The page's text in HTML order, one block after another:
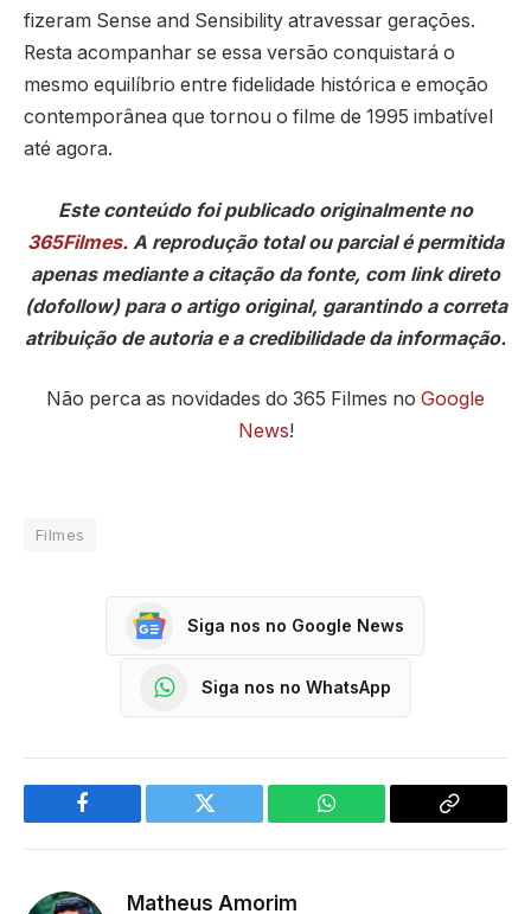
fizeram Sense and Sensibility atravessar gerações.
Resta acompanhar se essa versão conquistará o
mesmo equilíbrio entre fidelidade histórica e emoção
contemporânea que tornou o filme de 1995 imbatível
até agora.
Este conteúdo foi publicado originalmente no
365Filmes. A reprodução total ou parcial é permitida
apenas mediante a citação da fonte, com link direto
(dofollow) para o artigo original, garantindo a correta
atribuição de autoria e a credibilidade da informação.
Não perca as novidades do 365 Filmes no Google
News!
Filmes
Siga nos no Google News
Siga nos no WhatsApp
Facebook Twitter WhatsApp
Copy
Matheus Amorim